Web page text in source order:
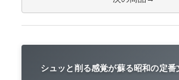
シュッと削る感覚が蘇る昭和の定番